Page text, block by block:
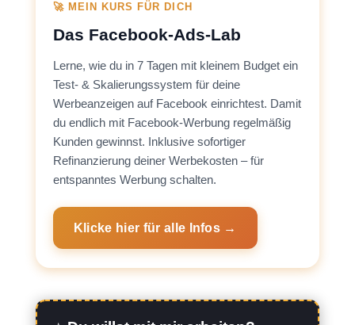
🚀 MEIN KURS FÜR DICH
Das Facebook-Ads-Lab
Lerne, wie du in 7 Tagen mit kleinem Budget ein
Test- & Skalierungssystem für deine
Werbeanzeigen auf Facebook einrichtest. Damit
du endlich mit Facebook-Werbung regelmäßig
Kunden gewinnst. Inklusive sofortiger
Refinanzierung deiner Werbekosten – für
entspanntes Werbung schalten.
Klicke hier für alle Infos →